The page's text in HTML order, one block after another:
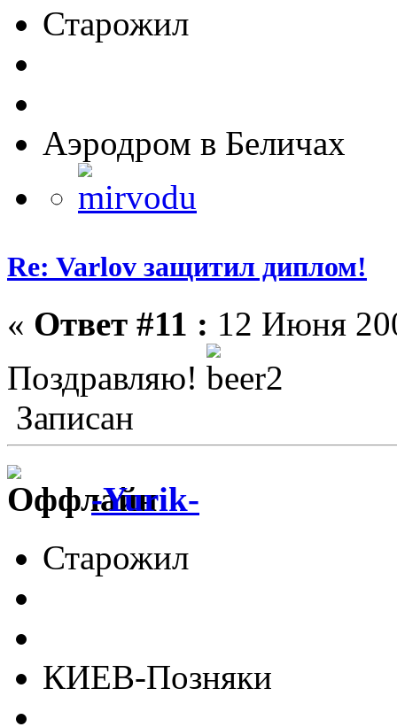
Старожил
Аэродром в Беличах
Re: Varlov защитил диплом!
« Ответ #11 : 12 Июня
Поздравляю!
Записан
-Yurik-
Старожил
КИЕВ-Позняки